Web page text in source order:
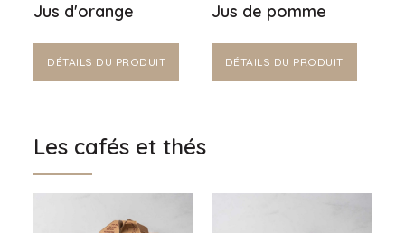
Jus d'orange
DÉTAILS DU PRODUIT
Jus de pomme
DÉTAILS DU PRODUIT
Les cafés et thés